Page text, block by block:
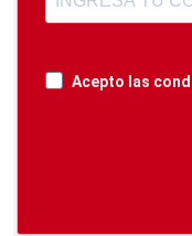
Acepto las